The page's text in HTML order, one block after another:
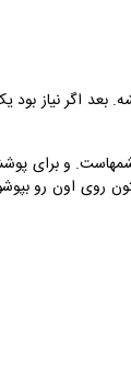
اگر نیاز بود
چشمهاست. و
روی اون رو